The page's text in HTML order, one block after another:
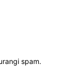
spam.